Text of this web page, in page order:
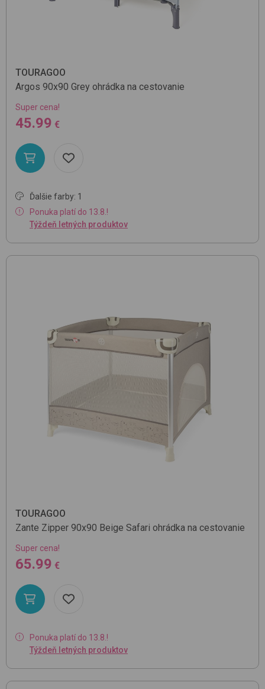
TOURAGOO
Argos 90x90 Grey ohrádka na cestovanie
Super cena!
45.99 €
Ďalšie farby: 1
Ponuka platí do 13.8.!
Týždeň letných produktov
TOURAGOO
Zante Zipper 90x90 Beige Safari ohrádka na cestovanie
Super cena!
65.99 €
Ponuka platí do 13.8.!
Týždeň letných produktov